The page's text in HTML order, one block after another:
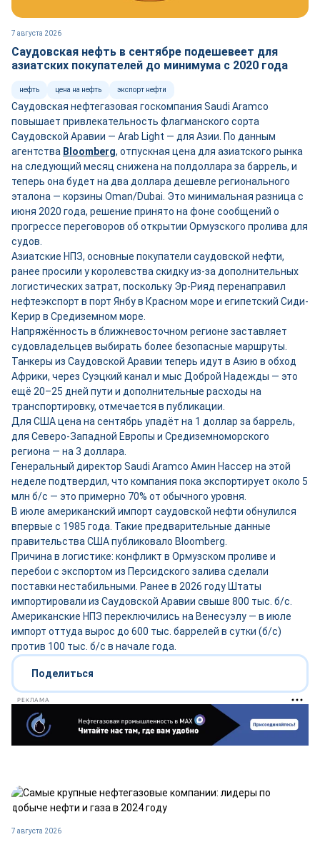
7 августа 2026
Саудовская нефть в сентябре подешевеет для
азиатских покупателей до минимума с 2020 года
нефть цена на нефть экспорт нефти
Саудовская нефтегазовая госкомпания Saudi Aramco
повышает привлекательность флагманского сорта
Саудовской Аравии — Arab Light — для Азии. По данным
агентства Bloomberg, отпускная цена для азиатского рынка
на следующий месяц снижена на полдоллара за баррель, и
теперь она будет на два доллара дешевле регионального
эталона — корзины Oman/Dubai. Это минимальная разница с
июня 2020 года, решение принято на фоне сообщений о
прогрессе переговоров об открытии Ормузского пролива для
судов.
Азиатские НПЗ, основные покупатели саудовской нефти,
ранее просили у королевства скидку из-за дополнительных
логистических затрат, поскольку Эр-Рияд перенаправил
нефтеэкспорт в порт Янбу в Красном море и египетский Сиди-
Керир в Средиземном море.
Напряжённость в ближневосточном регионе заставляет
судовладельцев выбирать более безопасные маршруты.
Танкеры из Саудовской Аравии теперь идут в Азию в обход
Африки, через Суэцкий канал и мыс Доброй Надежды — это
ещё 20–25 дней пути и дополнительные расходы на
транспортировку, отмечается в публикации.
Для США цена на сентябрь упадёт на 1 доллар за баррель,
для Северо-Западной Европы и Средиземноморского
региона — на 3 доллара.
Генеральный директор Saudi Aramco Амин Нассер на этой
неделе подтвердил, что компания пока экспортирует около 5
млн б/с — это примерно 70% от обычного уровня.
В июле американский импорт саудовской нефти обнулился
впервые с 1985 года. Такие предварительные данные
правительства США публиковало Bloomberg.
Причина в логистике: конфликт в Ормузском проливе и
перебои с экспортом из Персидского залива сделали
поставки нестабильными. Ранее в 2026 году Штаты
импортировали из Саудовской Аравии свыше 800 тыс. б/с.
Американские НПЗ переключились на Венесуэлу — в июле
импорт оттуда вырос до 600 тыс. баррелей в сутки (б/с)
против 100 тыс. б/с в начале года.
Поделиться
РЕКЛАМА
7 августа 2026